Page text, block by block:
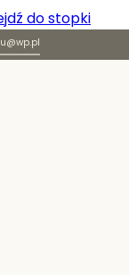
do stopki